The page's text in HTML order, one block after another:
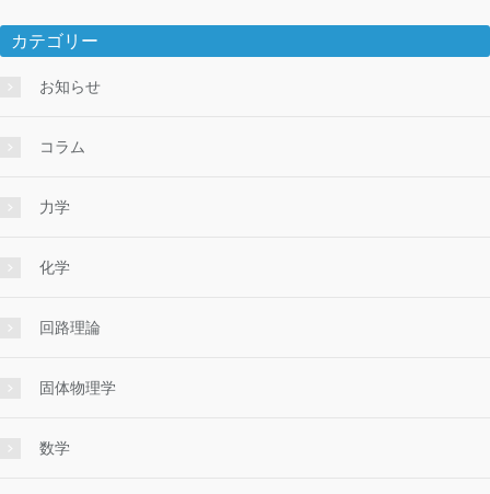
カテゴリー
お知らせ
コラム
力学
化学
回路理論
固体物理学
数学